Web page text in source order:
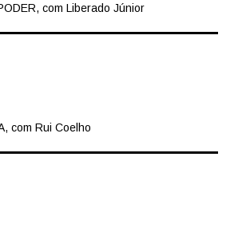
com Liberado Júnior
com Rui Coelho